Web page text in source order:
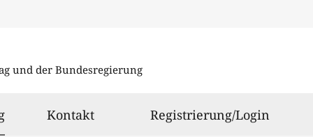
und der Bundesregierung
ausgewählt
Kontakt Registrierung/Login